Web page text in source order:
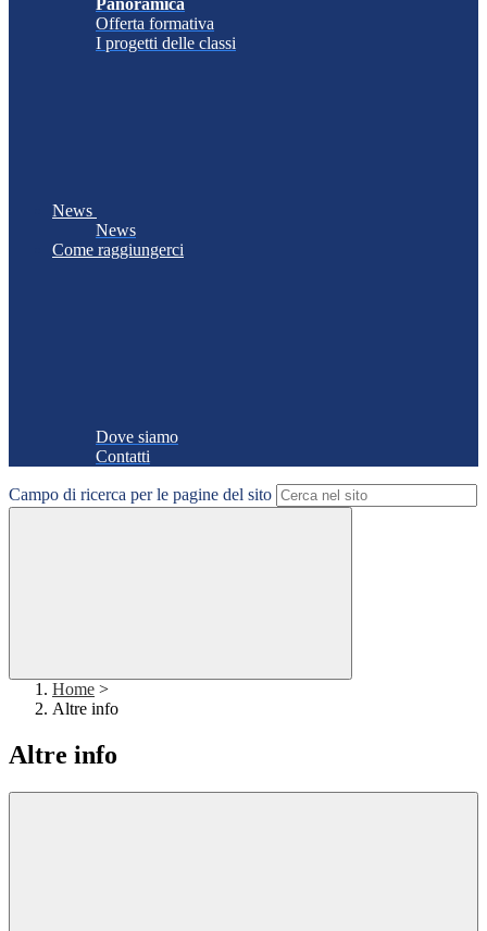
Panoramica
Offerta formativa
I progetti delle classi
News
News
Come raggiungerci
Dove siamo
Contatti
Campo di ricerca per le pagine del sito
Home >
Altre info
Altre info